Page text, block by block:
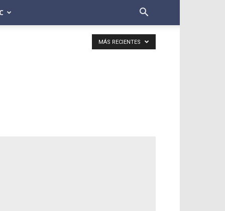
MÁS RECIENTES